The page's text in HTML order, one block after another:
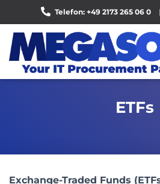
Telefon: +49 2173 265 06 0
Bewerten Sie uns auf
ETFs
Exchange-Traded Funds